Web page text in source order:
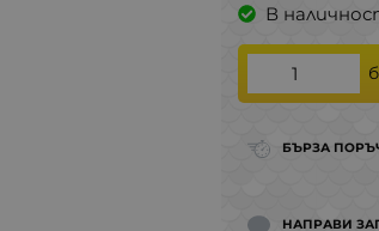
В
БЪРЗА
НАПРАВИ